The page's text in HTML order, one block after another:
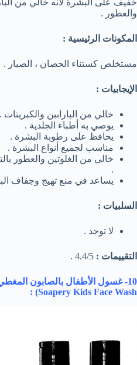
خفيف على البشرة لأنه خالي من
والعطور .
المكونات الرئيسية :
مستخلص كستناء الحصان ، الصبار .
الإيجابيات :
خالي من البارابين والكبريتات .
يوصي به أطباء الجلدية .
يحافظ على رطوبة البشرة .
مناسب لجميع أنواع البشرة .
خالي من الغلوتين والعطور
.
يساعد في منع تهيج وجفاف
السلبيات :
لا توجد .
التقييمات : 4.4/5 .
10- غسول الأطفال بالصابون المغطي بالسكر (
Soapery Kids Face Wash
) :